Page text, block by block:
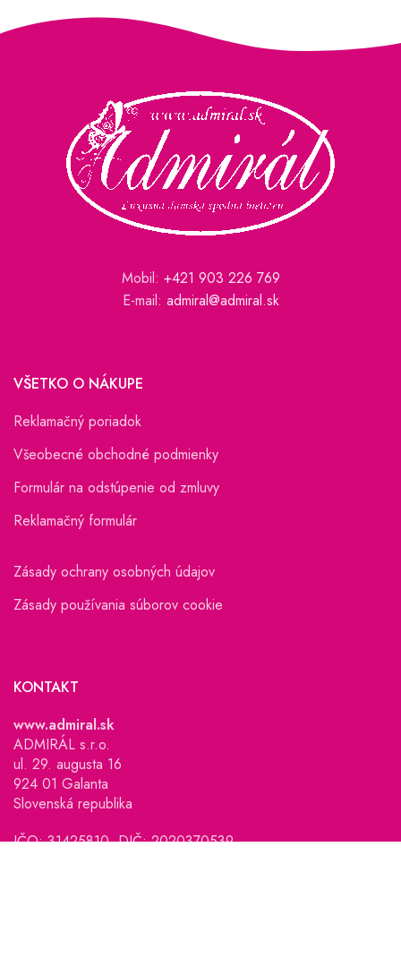
Mobil: +421 903 226 769
E-mail: admiral@admiral.sk
VŠETKO O NÁKUPE
Reklamačný poriadok
Všeobecné obchodné podmienky
Formulár na odstúpenie od zmluvy
Reklamačný formulár
Zásady ochrany osobných údajov
Zásady používania súborov cookie
KONTAKT
www.admiral.sk
ADMIRÁL s.r.o.
ul. 29. augusta 16
924 01 Galanta
Slovenská republika
IČO: 31425810, DIČ: 2020370539